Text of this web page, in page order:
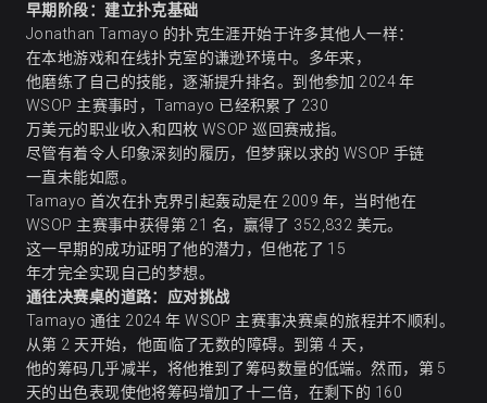
早期阶段：建立扑克基础
Jonathan Tamayo 的扑克生涯开始于许多其他人一样：
在本地游戏和在线扑克室的谦逊环境中。多年来，
他磨练了自己的技能，逐渐提升排名。到他参加 2024 年
WSOP 主赛事时，Tamayo 已经积累了 230
万美元的职业收入和四枚 WSOP 巡回赛戒指。
尽管有着令人印象深刻的履历，但梦寐以求的 WSOP 手链
一直未能如愿。
Tamayo 首次在扑克界引起轰动是在 2009 年，当时他在
WSOP 主赛事中获得第 21 名，赢得了 352,832 美元。
这一早期的成功证明了他的潜力，但他花了 15
年才完全实现自己的梦想。
通往决赛桌的道路：应对挑战
Tamayo 通往 2024 年 WSOP 主赛事决赛桌的旅程并不顺利。
从第 2 天开始，他面临了无数的障碍。到第 4 天，
他的筹码几乎减半，将他推到了筹码数量的低端。然而，第 5
天的出色表现使他将筹码增加了十二倍，在剩下的 160